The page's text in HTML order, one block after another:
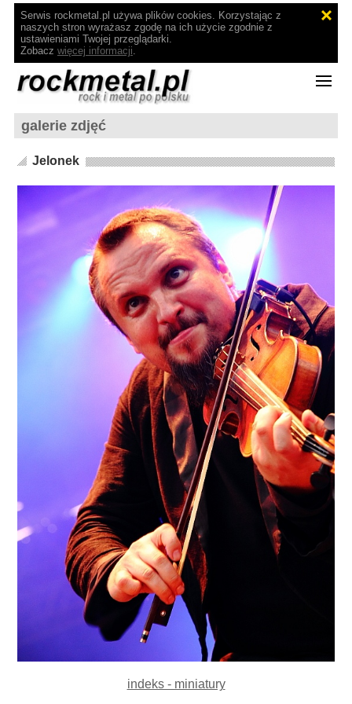
Serwis rockmetal.pl używa plików cookies. Korzystając z
naszych stron wyrażasz zgodę na ich użycie zgodnie z
ustawieniami Twojej przeglądarki.
Zobacz więcej informacji.
galerie zdjęć
Jelonek
indeks - miniatury